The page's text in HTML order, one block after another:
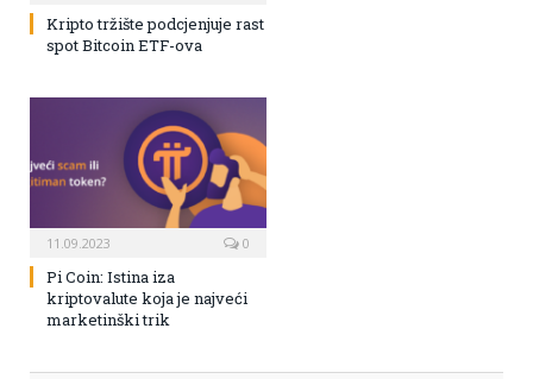
Kripto tržište podcjenjuje rast
spot Bitcoin ETF-ova
11.09.2023 0
Pi Coin: Istina iza
kriptovalute koja je najveći
marketinški trik